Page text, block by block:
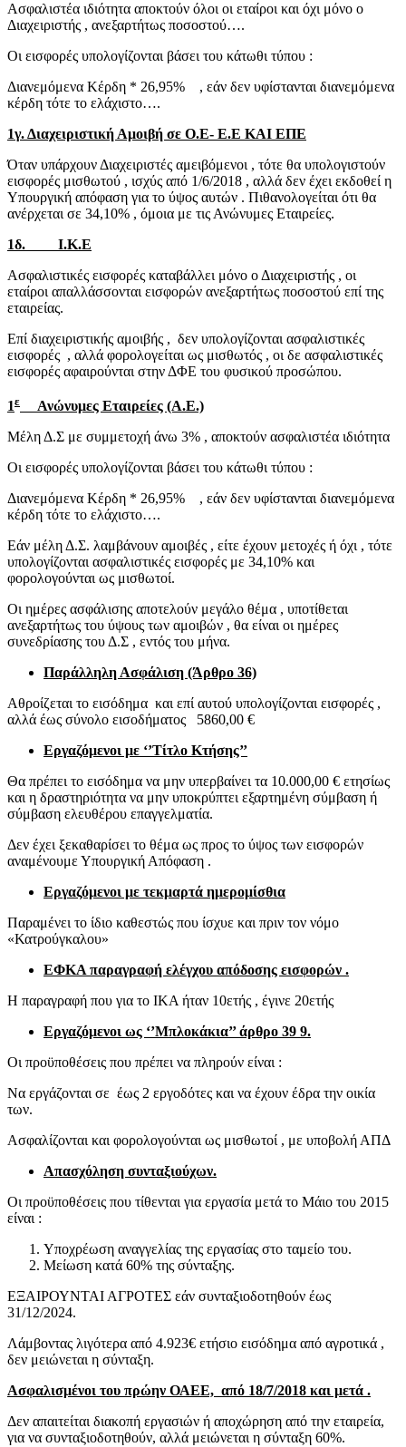
Ασφαλιστέα ιδιότητα αποκτούν όλοι οι εταίροι και όχι μόνο ο
Διαχειριστής , ανεξαρτήτως ποσοστού….
Οι εισφορές υπολογίζονται βάσει του κάτωθι τύπου :
Διανεμόμενα Κέρδη * 26,95% , εάν δεν υφίστανται διανεμόμενα
κέρδη τότε το ελάχιστο….
1γ. Διαχειριστική Αμοιβή σε Ο.Ε- Ε.Ε ΚΑΙ ΕΠΕ
Όταν υπάρχουν Διαχειριστές αμειβόμενοι , τότε θα υπολογιστούν
εισφορές μισθωτού , ισχύς από 1/6/2018 , αλλά δεν έχει εκδοθεί η
Υπουργική απόφαση για το ύψος αυτών . Πιθανολογείται ότι θα
ανέρχεται σε 34,10% , όμοια με τις Ανώνυμες Εταιρείες.
1δ. Ι.Κ.Ε
Ασφαλιστικές εισφορές καταβάλλει μόνο ο Διαχειριστής , οι
εταίροι απαλλάσσονται εισφορών ανεξαρτήτως ποσοστού επί της
εταιρείας.
Επί διαχειριστικής αμοιβής , δεν υπολογίζονται ασφαλιστικές
εισφορές , αλλά φορολογείται ως μισθωτός , οι δε ασφαλιστικές
εισφορές αφαιρούνται στην ΔΦΕ του φυσικού προσώπου.
1ε Ανώνυμες Εταιρείες (Α.Ε.)
Μέλη Δ.Σ με συμμετοχή άνω 3% , αποκτούν ασφαλιστέα ιδιότητα
Οι εισφορές υπολογίζονται βάσει του κάτωθι τύπου :
Διανεμόμενα Κέρδη * 26,95% , εάν δεν υφίστανται διανεμόμενα
κέρδη τότε το ελάχιστο….
Εάν μέλη Δ.Σ. λαμβάνουν αμοιβές , είτε έχουν μετοχές ή όχι , τότε
υπολογίζονται ασφαλιστικές εισφορές με 34,10% και
φορολογούνται ως μισθωτοί.
Οι ημέρες ασφάλισης αποτελούν μεγάλο θέμα , υποτίθεται
ανεξαρτήτως του ύψους των αμοιβών , θα είναι οι ημέρες
συνεδρίασης του Δ.Σ , εντός του μήνα.
Παράλληλη Ασφάλιση (Άρθρο 36)
Αθροίζεται το εισόδημα και επί αυτού υπολογίζονται εισφορές ,
αλλά έως σύνολο εισοδήματος 5860,00 €
Εργαζόμενοι με ‘’Τίτλο Κτήσης’’
Θα πρέπει το εισόδημα να μην υπερβαίνει τα 10.000,00 € ετησίως
και η δραστηριότητα να μην υποκρύπτει εξαρτημένη σύμβαση ή
σύμβαση ελευθέρου επαγγελματία.
Δεν έχει ξεκαθαρίσει το θέμα ως προς το ύψος των εισφορών
αναμένουμε Υπουργική Απόφαση .
Εργαζόμενοι με τεκμαρτά ημερομίσθια
Παραμένει το ίδιο καθεστώς που ίσχυε και πριν τον νόμο
«Κατρούγκαλου»
ΕΦΚΑ παραγραφή ελέγχου απόδοσης εισφορών .
Η παραγραφή που για το ΙΚΑ ήταν 10ετής , έγινε 20ετής
Εργαζόμενοι ως ‘’Μπλοκάκια’’ άρθρο 39 9.
Οι προϋποθέσεις που πρέπει να πληρούν είναι :
Να εργάζονται σε έως 2 εργοδότες και να έχουν έδρα την οικία
των.
Ασφαλίζονται και φορολογούνται ως μισθωτοί , με υποβολή ΑΠΔ
Απασχόληση συνταξιούχων.
Οι προϋποθέσεις που τίθενται για εργασία μετά το Μάιο του 2015
είναι :
Υποχρέωση αναγγελίας της εργασίας στο ταμείο του.
Μείωση κατά 60% της σύνταξης.
ΕΞΑΙΡΟΥΝΤΑΙ ΑΓΡΟΤΕΣ εάν συνταξιοδοτηθούν έως
31/12/2024.
Λάμβοντας λιγότερα από 4.923€ ετήσιο εισόδημα από αγροτικά ,
δεν μειώνεται η σύνταξη.
Ασφαλισμένοι του πρώην ΟΑΕΕ, από 18/7/2018 και μετά .
Δεν απαιτείται διακοπή εργασιών ή αποχώρηση από την εταιρεία,
για να συνταξιοδοτηθούν, αλλά μειώνεται η σύνταξη 60%.